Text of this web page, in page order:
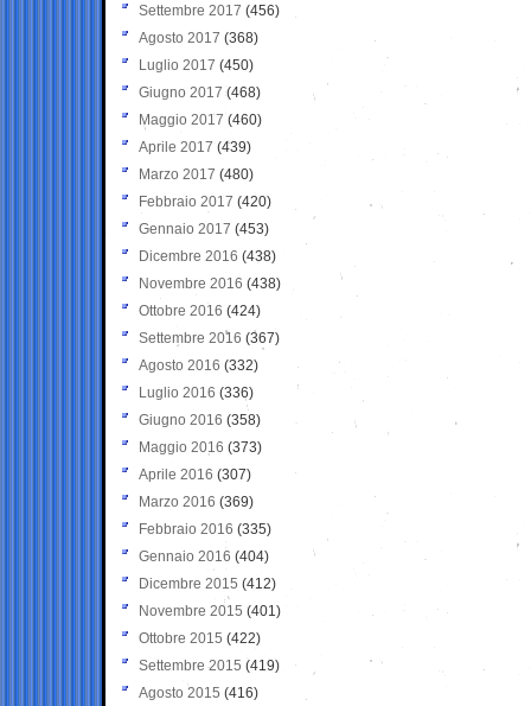
Settembre 2017 (456)
Agosto 2017 (368)
Luglio 2017 (450)
Giugno 2017 (468)
Maggio 2017 (460)
Aprile 2017 (439)
Marzo 2017 (480)
Febbraio 2017 (420)
Gennaio 2017 (453)
Dicembre 2016 (438)
Novembre 2016 (438)
Ottobre 2016 (424)
Settembre 2016 (367)
Agosto 2016 (332)
Luglio 2016 (336)
Giugno 2016 (358)
Maggio 2016 (373)
Aprile 2016 (307)
Marzo 2016 (369)
Febbraio 2016 (335)
Gennaio 2016 (404)
Dicembre 2015 (412)
Novembre 2015 (401)
Ottobre 2015 (422)
Settembre 2015 (419)
Agosto 2015 (416)